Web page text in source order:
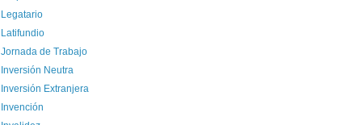
Legatario
Latifundio
Jornada de Trabajo
Inversión Neutra
Inversión Extranjera
Invención